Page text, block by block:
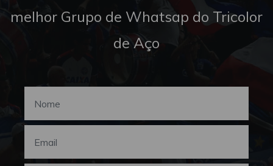
melhor Grupo de Whatsap do Tricolor
de Aço